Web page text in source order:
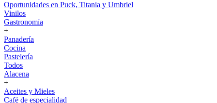
Oportunidades en Puck, Titania y Umbriel
Vinilos
Gastronomía
+
Panadería
Cocina
Pastelería
Todos
Alacena
+
Aceites y Mieles
Café de especialidad